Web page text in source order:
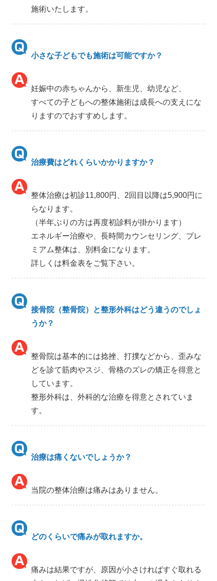
施術いたします。
小さな子どもでも施術は可能ですか？
妊娠中の赤ちゃんから、新生児、幼児など、
すべての子どもへの整体施術は成長への支えにな
りますのでおすすめします。
治療費はどれくらいかかりますか？
整体治療は初診11,800円、2回目以降は5,900円に
らなります。
（半年ぶりの方は再度初診料が掛かります）
エネルギー治療や、長時間カウンセリング、プレ
ミアム整体は、別料金になります。
詳しくは料金表をご覧下さい。
接骨院（整骨院）と整形外科はどう違うのでしょ
うか？
整骨院は基本的には捻挫、打撲などから、歪みな
どを診て筋肉やスジ、骨格のズレの矯正を得意と
しています。
整形外科は、外科的な治療を得意とされていま
す。
治療は痛くないでしょうか？
当院の整体治療は痛みはありません。
どのくらいで痛みが取れますか。
痛みは結果ですが、原因が小さければすぐ取れる